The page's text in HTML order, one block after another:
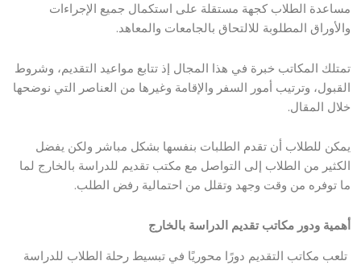
مساعدة الطلاب كجهة مستقلة على استكمال جميع الإجراءات
والأوراق المطلوبة للالتحاق بالجامعات والمعاهد.
تمتلك المكاتب خبرة في هذا المجال إذ تتابع مواعيد التقديم، وشروط
القبول، وترتيب أمور السفر والإقامة وغيرها من العناصر التي نوضحها
خلال المقال.
يمكن للطلاب أن تقدم الطلبات بنفسها بشكل مباشر ولكن يفضل
الكثير من الطلاب إلى التواصل مع مكتب تقديم للدراسة بالخارج لما
ما توفره من وقت وجهد وتقلل من احتمالية رفض الطلب.
أهمية ودور مكاتب تقديم الدراسة بالخارج
تلعب مكاتب التقديم دورًا محوريًا في تبسيط رحلة الطلاب للدراسة